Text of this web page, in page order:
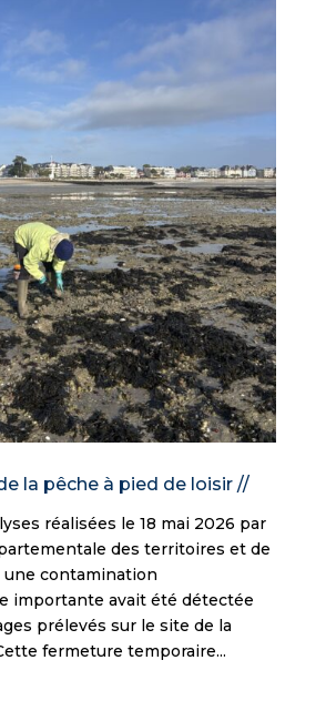
la pêche à pied de loisir //
réalisées le 18 mai 2026 par
des territoires et de
une contamination
importante avait été détectée
prélevés sur le site de la
fermeture temporaire...